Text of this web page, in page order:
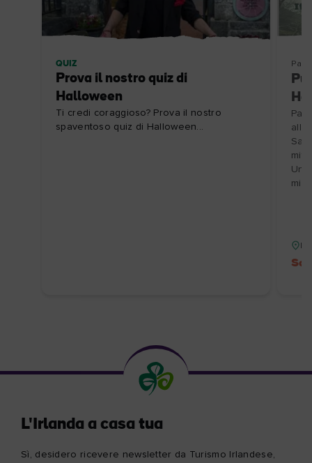
QUIZ
Prova il nostro quiz di
Halloween
Ti credi coraggioso? Prova il nostro
spaventoso quiz di Halloween...
alle
L'Irlanda a casa tua
Sì, desidero ricevere newsletter da Turismo Irlandese,